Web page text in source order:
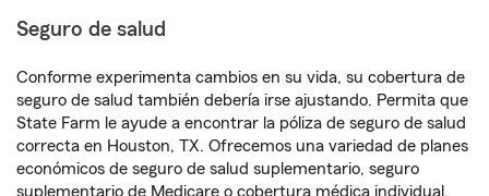
Seguro de salud
Conforme experimenta cambios en su vida, su cobertura de
seguro de salud también debería irse ajustando. Permita que
State Farm le ayude a encontrar la póliza de seguro de salud
correcta en Houston, TX. Ofrecemos una variedad de planes
económicos de seguro de salud suplementario, seguro
suplementario de Medicare o cobertura médica individual.